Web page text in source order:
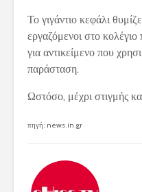
Το γιγάντιο κεφάλι
εργαζόμενοι στο κολέγιο
για αντικείμενο που
παράσταση.
Ωστόσο, μέχρι στιγμής
πηγή: news.in.gr